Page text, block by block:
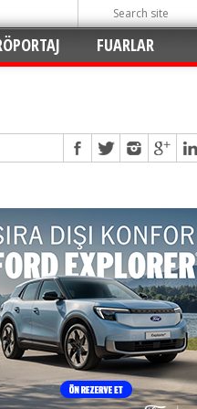
FUARLAR